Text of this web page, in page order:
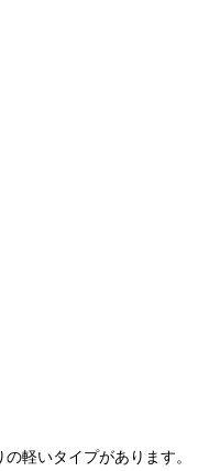
軽いタイプがあります。